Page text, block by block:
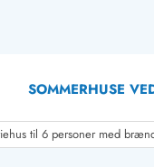
SOMMERHUSE
til 6 personer med